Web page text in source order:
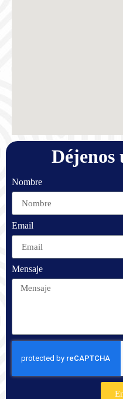
Déjenos
Nombre
Email
Mensaje